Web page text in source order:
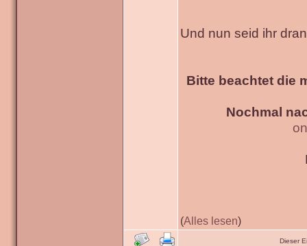
Und nun seid ihr
Bitte beachtet die
Nochmal
(Alles lesen)
Dieser